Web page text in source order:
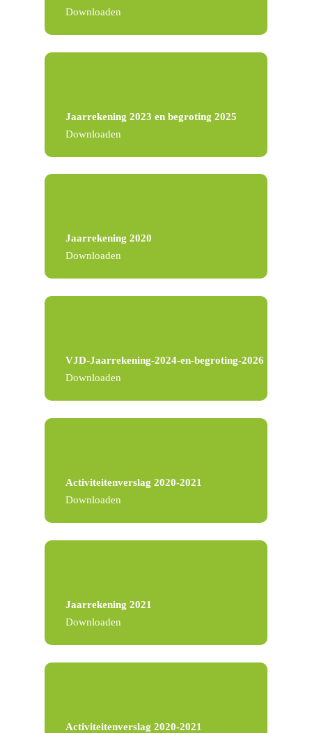
Downloaden
Jaarrekening 2023 en begroting 2025
Downloaden
Jaarrekening 2020
Downloaden
VJD-Jaarrekening-2024-en-begroting-2026
Downloaden
Activiteitenverslag 2020-2021
Downloaden
Jaarrekening 2021
Downloaden
Activiteitenverslag 2020-2021